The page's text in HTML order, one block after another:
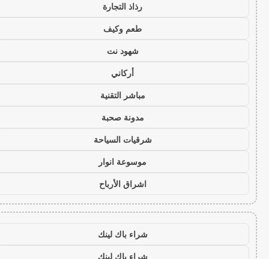
رذاذ التجارة
طعم وكيف
شهود نت
أركاني
مباشر التقنية
مدونة صحبة
شرقيات السياحة
موسوعة انوار
اشراق الأرباح
شراء باك لينك
شراء باك لينك